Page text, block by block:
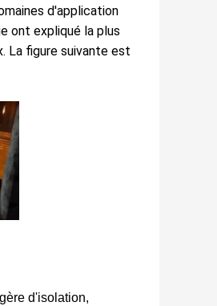
d'application
ont expliqué la plus
La figure suivante est
d'isolation,